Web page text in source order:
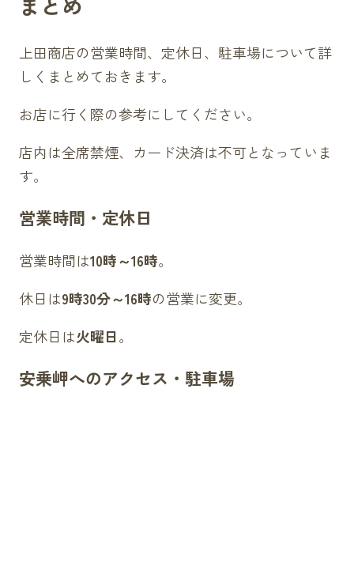
上田商店の営業時間、定休日、駐車場について詳
しくまとめておきます。
お店に行く際の参考にしてください。
店内は全席禁煙、カード決済は不可となっていま
す。
営業時間・定休日
営業時間は10時～16時。
休日は9時30分～16時の営業に変更。
定休日は火曜日。
安乗岬へのアクセス・駐車場